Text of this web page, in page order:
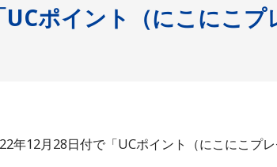
UCポイント（にこにこ
年12月28日付で「UCポイント（にこにこプ